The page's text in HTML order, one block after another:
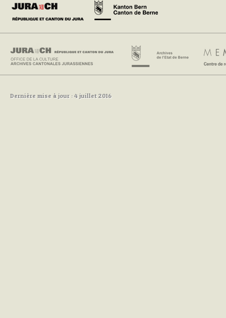
Dernière mise à jour : 4 juillet 2016